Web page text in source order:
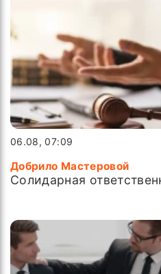
06.08, 07:09
Добрило Мастеровой
Солидарная